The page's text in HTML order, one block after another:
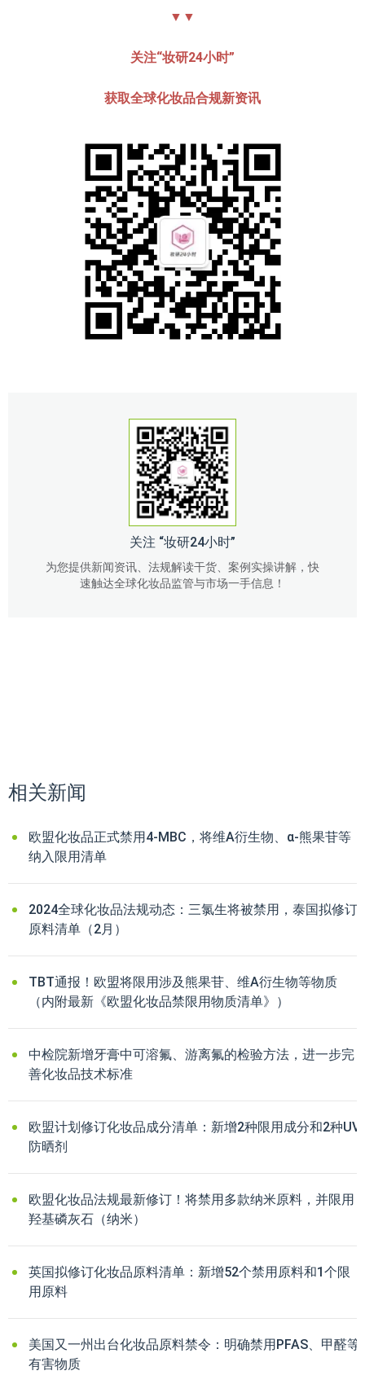
▼▼
关注“妆研24小时”
获取全球化妆品合规新资讯
关注 “妆研24小时”
为您提供新闻资讯、法规解读干货、案例实操讲解，快
速触达全球化妆品监管与市场一手信息！
相关新闻
欧盟化妆品正式禁用4-MBC，将维A衍生物、α-熊果苷等
纳入限用清单
2024全球化妆品法规动态：三氯生将被禁用，泰国拟修订
原料清单（2月）
TBT通报！欧盟将限用涉及熊果苷、维A衍生物等物质
（内附最新《欧盟化妆品禁限用物质清单》）
中检院新增牙膏中可溶氟、游离氟的检验方法，进一步完
善化妆品技术标准
欧盟计划修订化妆品成分清单：新增2种限用成分和2种UV
防晒剂
欧盟化妆品法规最新修订！将禁用多款纳米原料，并限用
羟基磷灰石（纳米）
英国拟修订化妆品原料清单：新增52个禁用原料和1个限
用原料
美国又一州出台化妆品原料禁令：明确禁用PFAS、甲醛等
有害物质